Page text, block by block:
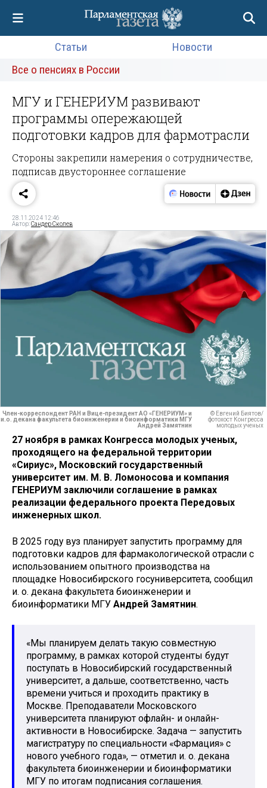
Статьи
Новости
Все о пенсиях в России
МГУ и ГЕНЕРИУМ развивают
программы опережающей
подготовки кадров для фармотрасли
Стороны закрепили намерения о сотрудничестве,
подписав двустороннее соглашение
28.11.2024 12:46
Автор:Сандер Сколев
Член-корреспондент РАН и Вице-президент АО «ГЕНЕРИУМ» и
и.о. декана факультета биоинженерии и биоинформатики МГУ
Андрей Замятнин
© Евгений Биятов/
фотохост Конгресса
молодых ученых
27 ноября в рамках Конгресса молодых ученых,
проходящего на федеральной территории
«Сириус», Московский государственный
университет им. М. В. Ломоносова и компания
ГЕНЕРИУМ заключили соглашение в рамках
реализации федерального проекта Передовых
инженерных школ.
В 2025 году вуз планирует запустить программу для
подготовки кадров для фармакологической отрасли с
использованием опытного производства на
площадке Новосибирского госуниверситета, сообщил
и. о. декана факультета биоинженерии и
биоинформатики МГУ Андрей Замятнин.
«Мы планируем делать такую совместную
программу, в рамках которой студенты будут
поступать в Новосибирский государственный
университет, а дальше, соответственно, часть
времени учиться и проходить практику в
Москве. Преподаватели Московского
университета планируют офлайн- и онлайн-
активности в Новосибирске. Задача — запустить
магистратуру по специальности «Фармация» с
нового учебного года», — отметил и. о. декана
факультета биоинженерии и биоинформатики
МГУ по итогам подписания соглашения.